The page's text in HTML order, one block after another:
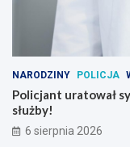
NARODZINY POLICJA
Policjant uratował
służby!
6 sierpnia 2026